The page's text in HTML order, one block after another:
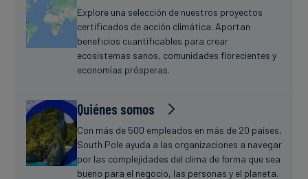
Explore una selección de nuestros proyectos
certificados de acción climática. Aportan
beneficios cuantificables para crear
ecosistemas sanos, comunidades florecientes y
economías prósperas.
Quiénes somos
Con más de 500 empleados en más de 20 países,
South Pole ayuda a las organizaciones a navegar
por las complejidades del clima de forma que sea
bueno para el negocio, las personas y el planeta.